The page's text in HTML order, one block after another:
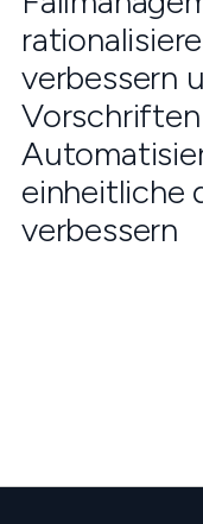
verbessern
einheitliche
verbessern